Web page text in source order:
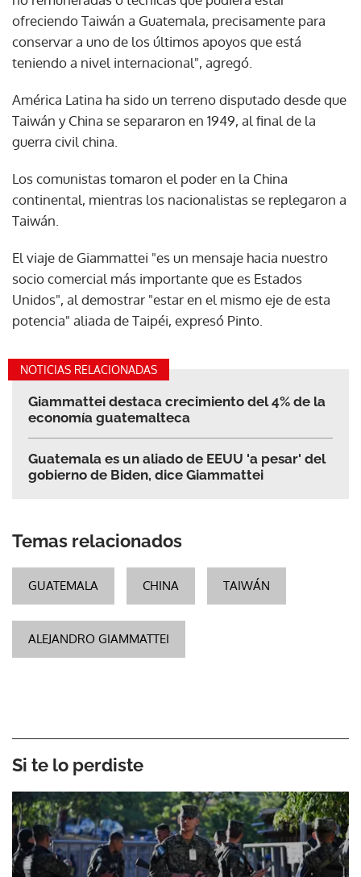
ofreciendo Taiwán a Guatemala, precisamente para
conservar a uno de los últimos apoyos que está
teniendo a nivel internacional", agregó.
América Latina ha sido un terreno disputado desde que
Taiwán y China se separaron en 1949, al final de la
guerra civil china.
Los comunistas tomaron el poder en la China
continental, mientras los nacionalistas se replegaron a
Taiwán.
El viaje de Giammattei "es un mensaje hacia nuestro
socio comercial más importante que es Estados
Unidos", al demostrar "estar en el mismo eje de esta
potencia" aliada de Taipéi, expresó Pinto.
NOTICIAS RELACIONADAS
Giammattei destaca crecimiento del 4% de la
economía guatemalteca
Guatemala es un aliado de EEUU 'a pesar' del
gobierno de Biden, dice Giammattei
Temas relacionados
GUATEMALA CHINA TAIWÁN
ALEJANDRO GIAMMATTEI
Si te lo perdiste